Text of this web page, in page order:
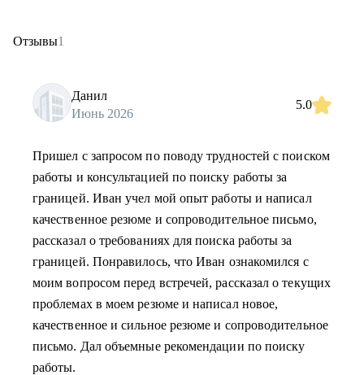
Отзывы1
Данил
Июнь 2026
5.0
Пришел с запросом по поводу трудностей с поиском
работы и консультацией по поиску работы за
границей. Иван учел мой опыт работы и написал
качественное резюме и сопроводительное письмо,
рассказал о требованиях для поиска работы за
границей. Понравилось, что Иван ознакомился с
моим вопросом перед встречей, рассказал о текущих
проблемах в моем резюме и написал новое,
качественное и сильное резюме и сопроводительное
письмо. Дал объемные рекомендации по поиску
работы.